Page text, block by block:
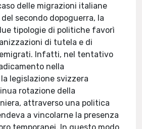
delle migrazioni italiane
secondo dopoguerra, la
tipologie di politiche favorì
di tutela e di
Infatti, nel tentativo
nella
legislazione svizzera
rotazione della
attraverso una politica
a vincolarne la presenza